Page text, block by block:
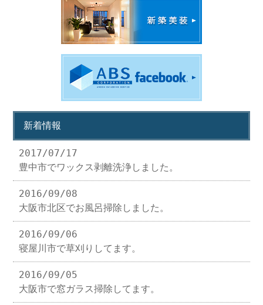
新着情報
2017/07/17
豊中市でワックス剥離洗浄しました。
2016/09/08
大阪市北区でお風呂掃除しました。
2016/09/06
寝屋川市で草刈りしてます。
2016/09/05
大阪市で窓ガラス掃除してます。